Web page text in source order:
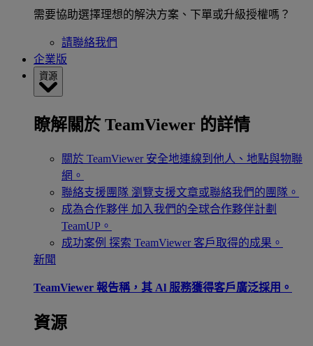
需要協助選擇理想的解決方案、下單或升級授權嗎？
請聯絡我們
企業版
資源
瞭解關於 TeamViewer 的詳情
關於 TeamViewer 安全地連線到他人、地點與物聯
網。
聯絡支援團隊 瀏覽支援文章或聯絡我們的團隊。
成為合作夥伴 加入我們的全球合作夥伴計劃
TeamUP。
成功案例 探索 TeamViewer 客戶取得的成果。
新聞
TeamViewer 報告稱，其 Al 服務獲得客戶廣泛採用。
資源